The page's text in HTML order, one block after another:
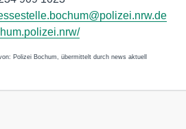
Polizei Bochum, übermittelt durch news aktuell